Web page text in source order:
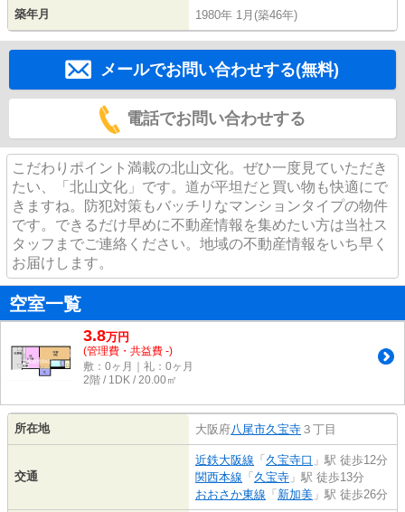
築年月 1980年 1月(築46年)
メールでお問い合わせする(無料)
電話でお問い合わせする
こだわりポイント満載の北山文化。ぜひ一度見ていただき
たい、「北山文化」です。道が平坦だと買い物も快適にで
きますね。防犯対策もバッチリなマンションタイプの物件
です。できるだけ早めに不動産情報を集めたい方は当社ス
タッフまでご連絡ください。地域の不動産情報をいち早く
お届けします。
空室一覧
3.8万円
(管理費・共益費 -)
敷：0ヶ月｜礼：0ヶ月
2階 / 1DK / 20.00㎡
所在地 大阪府八尾市久宝寺 ３丁目
交通
近鉄大阪線 「 久宝寺口 」駅 徒歩12分
関西本線 「 久宝寺 」駅 徒歩13分
おおさか東線 「 新加美 」駅 徒歩26分